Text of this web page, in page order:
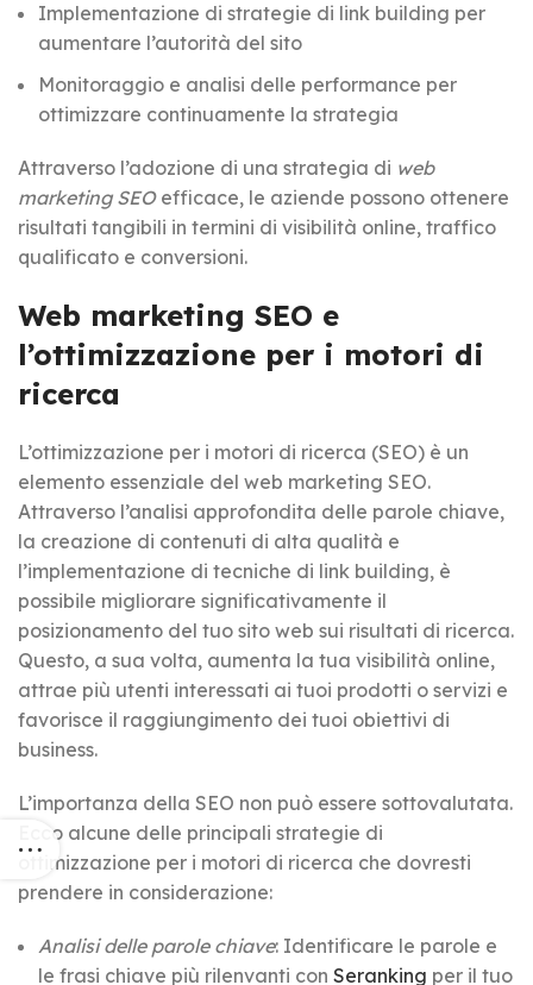
Implementazione di strategie di link building per
aumentare l’autorità del sito
Monitoraggio e analisi delle performance per
ottimizzare continuamente la strategia
Attraverso l’adozione di una strategia di web
marketing SEOefficace, le aziende possono ottenere
risultati tangibili in termini di visibilità online, traffico
qualificato e conversioni.
Web marketing SEO e
l’ottimizzazione per i motori di
ricerca
L’ottimizzazione per i motori di ricerca (SEO) è un
elemento essenziale del web marketing SEO.
Attraverso l’analisi approfondita delle parole chiave,
la creazione di contenuti di alta qualità e
l’implementazione di tecniche di link building, è
possibile migliorare significativamente il
posizionamento del tuo sito web sui risultati di ricerca.
Questo, a sua volta, aumenta la tua visibilità online,
attrae più utenti interessati ai tuoi prodotti o servizi e
favorisce il raggiungimento dei tuoi obiettivi di
business.
L’importanza della SEO non può essere sottovalutata.
Ecco alcune delle principali strategie di
ottimizzazione per i motori di ricerca che dovresti
prendere in considerazione:
Analisi delle parole chiave: Identificare le parole e
le frasi chiave più rilenvanti con Seranking per il tuo